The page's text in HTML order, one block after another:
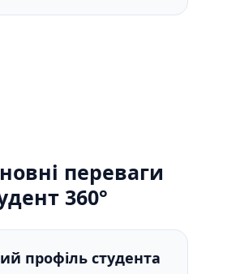
переваги
360°
профіль студента